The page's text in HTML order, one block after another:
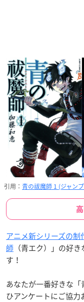
引用： 青の祓魔師 1 (ジャン
アニメ新シリーズの制
師 （青エク）」の好
す！
あなたが一番好きな
ひアンケートにご協力